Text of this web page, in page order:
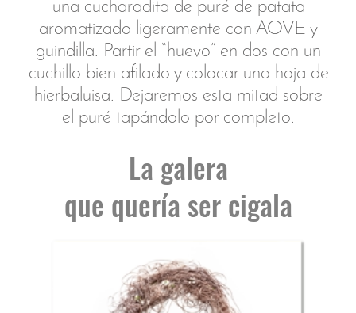
La placenta como órgano temporal
que se forma en el útero durante el
con el bebé es vital para la
gestación. Se forma a partir de una
porción de tejido materno y una
porción del feto.
milenaria. Se trata de un acto de
agradecimiento a la tierra por
haber nutrido al bebé. Se cierra el